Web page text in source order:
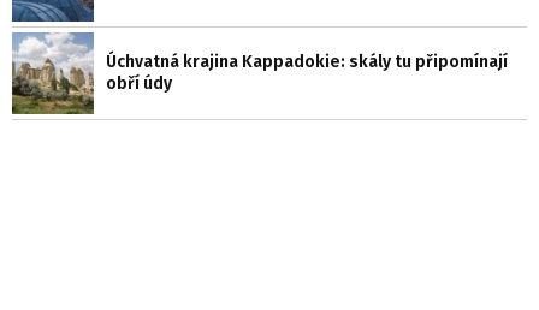
Úchvatná krajina Kappadokie: skály tu připomínají
obří údy